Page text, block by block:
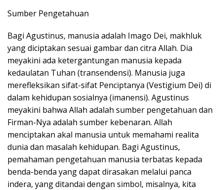
Sumber Pengetahuan
Bagi Agustinus, manusia adalah Imago Dei, makhluk
yang diciptakan sesuai gambar dan citra Allah. Dia
meyakini ada ketergantungan manusia kepada
kedaulatan Tuhan (transendensi). Manusia juga
merefleksikan sifat-sifat Penciptanya (Vestigium Dei) di
dalam kehidupan sosialnya (imanensi). Agustinus
meyakini bahwa Allah adalah sumber pengetahuan dan
Firman-Nya adalah sumber kebenaran. Allah
menciptakan akal manusia untuk memahami realita
dunia dan masalah kehidupan. Bagi Agustinus,
pemahaman pengetahuan manusia terbatas kepada
benda-benda yang dapat dirasakan melalui panca
indera, yang ditandai dengan simbol, misalnya, kita